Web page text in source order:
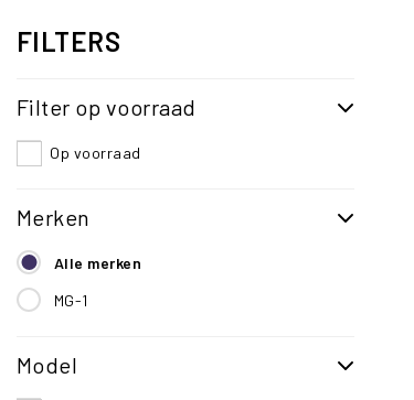
FILTERS
Filter op voorraad
Op voorraad
Merken
Alle merken
MG-1
Model